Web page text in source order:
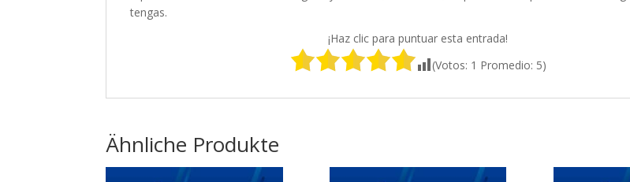
tengas.
¡Haz clic para puntuar esta entrada!
(Votos: 1 Promedio: 5)
Ähnliche Produkte